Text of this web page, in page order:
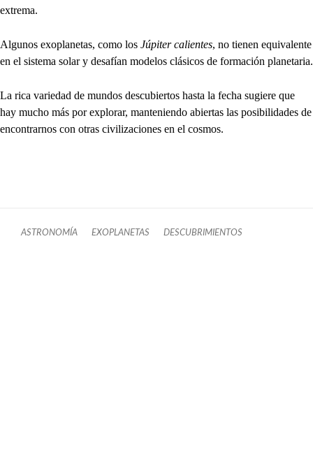
extrema.
Algunos exoplanetas, como los Júpiter calientes, no tienen equivalente
en el sistema solar y desafían modelos clásicos de formación planetaria.
La rica variedad de mundos descubiertos hasta la fecha sugiere que
hay mucho más por explorar, manteniendo abiertas las posibilidades de
encontrarnos con otras civilizaciones en el cosmos.
ASTRONOMÍA EXOPLANETAS DESCUBRIMIENTOS